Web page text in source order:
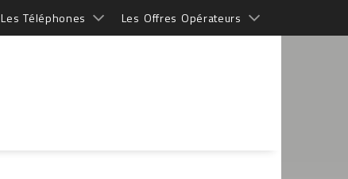
Les Téléphones Les Offres Opérateurs